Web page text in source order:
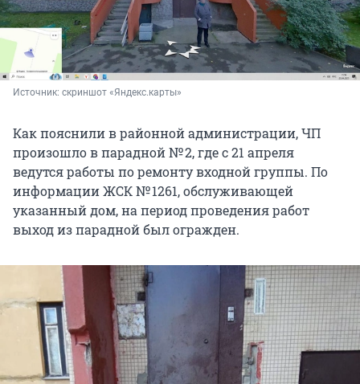
Источник: скриншот «Яндекс.карты»
Как пояснили в районной администрации, ЧП
произошло в парадной № 2, где с 21 апреля
ведутся работы по ремонту входной группы. По
информации ЖСК № 1261, обслуживающей
указанный дом, на период проведения работ
выход из парадной был огражден.